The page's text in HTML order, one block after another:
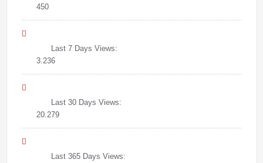
450
Last 7 Days Views:
3.236
Last 30 Days Views:
20.279
Last 365 Days Views: